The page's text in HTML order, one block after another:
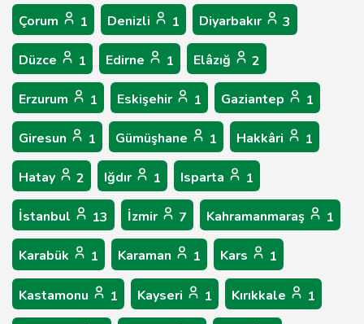
Çorum 1 Denizli 1 Diyarbakır 3
Düzce 1 Edirne 1 Elâzığ 2
Erzurum 1 Eskişehir 1 Gaziantep 1
Giresun 1 Gümüşhane 1 Hakkâri 1
Hatay 2 Iğdır 1 Isparta 1
İstanbul 13 İzmir 7 Kahramanmaraş 1
Karabük 1 Karaman 1 Kars 1
Kastamonu 1 Kayseri 1 Kırıkkale 1